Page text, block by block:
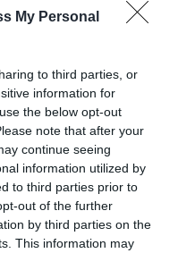
My Personal
to third parties, or
information for
the below opt-out
note that after your
continue seeing
information utilized by
to third parties prior to
out of the further
by third parties on the
This information may
0,00 kr.
med Herlev Eagles
2026 - Årgang 2008-
2 års Summer
camps) og lavet 4
samvær